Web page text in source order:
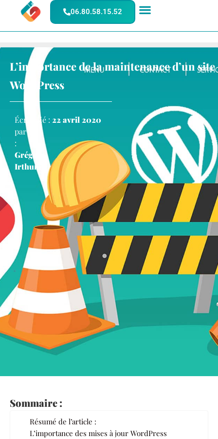
06.80.58.15.52
L’importance de la maintenance d’un site
WordPress
Écrit
par
:
Grégory
Irthum
Publié : 22 avril 2020
Sommaire :
Résumé de l’article :
L’importance des mises à jour WordPress